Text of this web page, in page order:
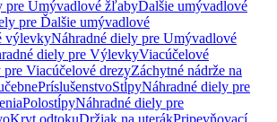
pre Umývadlové žľabyĎalšie umývadlové
pre Ďalšie umývadlové
výlevkyNáhradné diely pre Umývadlové
diely pre VýlevkyViacúčelové
Viacúčelové drezyZáchytné nádrže na
PríslušenstvoStĺpyNáhradné diely pre
PolostĺpyNáhradné diely pre
Kryt odtokuDržiak na uterákPripevňovací